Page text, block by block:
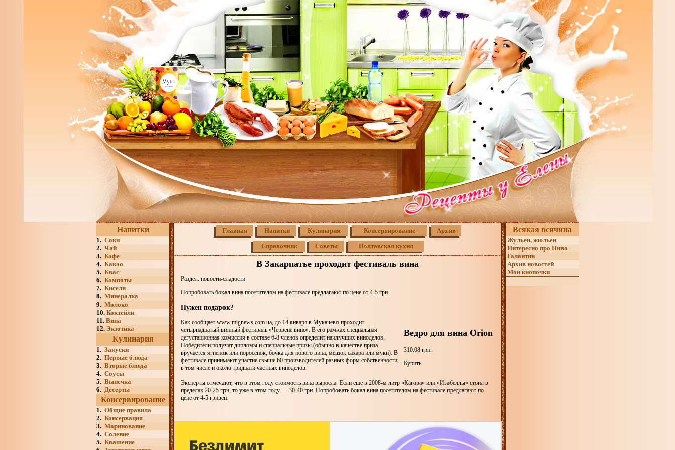
Напитки
1. Соки
2. Чай
3. Кофе
4. Какао
5. Квас
6. Компоты
7. Кисели
8. Минералка
9. Молоко
10. Коктейли
11. Вина
12. Экзотика
Кулинария
1. Закуски
2. Первые блюда
3. Вторые блюда
4. Соусы
5. Выпечка
6. Десерты
Консервирование
1. Общие правила
2. Консервация
3. Маринование
4. Соление
5. Квашение
Главная Напитки Кулинария Консервирование Архив
Справочник Советы Полтавская кухня
В Закарпатье проходит фестиваль вина
Раздел: новости-сладости
Попробовать бокал вина посетителям на фестивале предлагают по цене от 4-5 грн
Нужен подарок?
Ведро для вина Orion
310.08 грн.
Купить
Как сообщает www.mignews.com.ua, до 14 января в Мукачево проходит
четырнадцатый винный фестиваль «Червене вино». В его рамках специальная
дегустационная комиссия в составе 6-8 членов определит наилучших виноделов.
Победители получат дипломы и специальные призы (обычно в качестве приза
вручается ягненок или поросенок, бочка для нового вина, мешок сахара или муки). В
фестивале принимают участие свыше 60 производителей разных форм собственности,
в том числе и около тридцати частных виноделов.
Эксперты отмечают, что в этом году стоимость вина выросла. Если еще в 2008-м литр «Кагора» или «Изабеллы» стоил в
пределах 20-25 грн, то уже в этом году — 30-40 грн. Попробовать бокал вина посетителям на фестивале предлагают по
цене от 4-5 гривен.
Всякая всячина
Жульен, жюльен
Интересно про Пиво
Галантин
Архив новостей
Мои кнопочки